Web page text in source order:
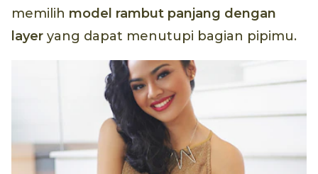
memilih model rambut panjang dengan
layer yang dapat menutupi bagian pipimu.